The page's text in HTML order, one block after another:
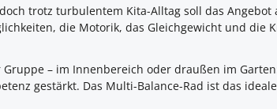
trotz turbulentem Kita-Alltag soll das
die Motorik, das Gleichgewicht und die
– im Innenbereich oder draußen im
gestärkt. Das Multi-Balance-Rad ist das